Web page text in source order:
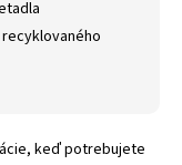
keď potrebujete